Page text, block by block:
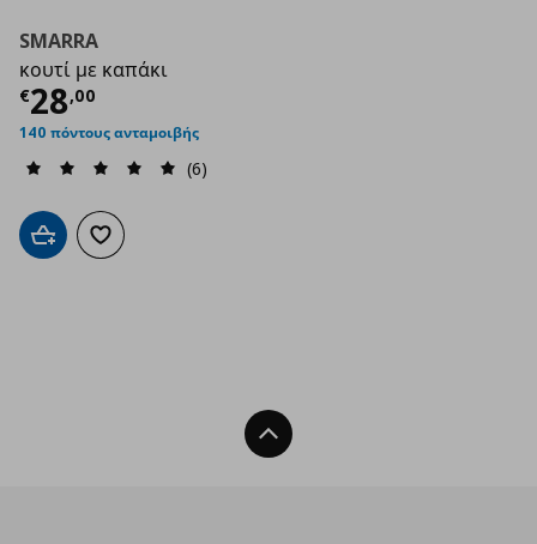
SMARRA
κουτί με καπάκι
€28,00
Τρέχουσα τιμή
140 πόντους ανταμοιβής
(6)
Προσθήκη στο καλάθι
Προσθήκη στα αγαπημένα
Back To Top